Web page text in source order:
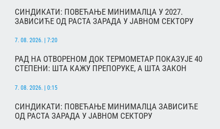
СИНДИКАТИ: ПОВЕЋАЊЕ МИНИМАЛЦА У 2027.
ЗАВИСИЋЕ ОД РАСТА ЗАРАДА У ЈАВНОМ СЕКТОРУ
7. 08. 2026. | 7:20
РАД НА ОТВОРЕНОМ ДОК ТЕРМОМЕТАР ПОКАЗУЈЕ 40
СТЕПЕНИ: ШТА КАЖУ ПРЕПОРУКЕ, А ШТА ЗАКОН
7. 08. 2026. | 0:15
СИНДИКАТИ: ПОВЕЋАЊЕ МИНИМАЛЦА ЗАВИСИЋЕ
ОД РАСТА ЗАРАДА У ЈАВНОМ СЕКТОРУ